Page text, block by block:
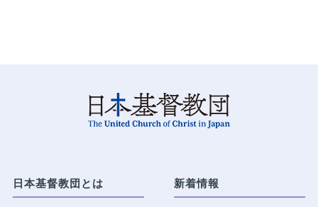
日本基督教団とは 新着情報